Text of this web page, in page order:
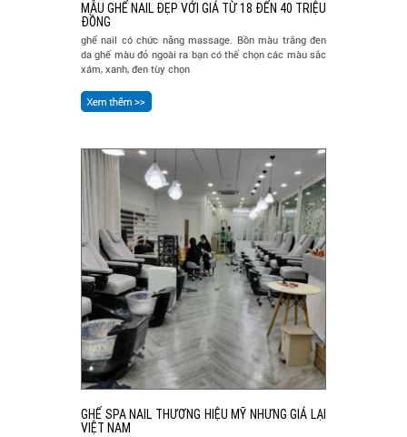
MẪU GHẾ NAIL ĐẸP VỚI GIÁ TỪ 18 ĐẾN 40 TRIỆU
ĐỒNG
ghế nail có chức năng massage. Bồn màu trắng đen
da ghế màu đỏ ngoài ra bạn có thể chọn các màu sắc
xám, xanh, đen tùy chọn
GHẾ SPA NAIL THƯƠNG HIỆU MỸ NHƯNG GIÁ LẠI
VIỆT NAM